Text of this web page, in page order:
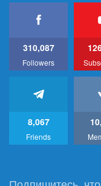
310,087
Followers
8,067
Friends